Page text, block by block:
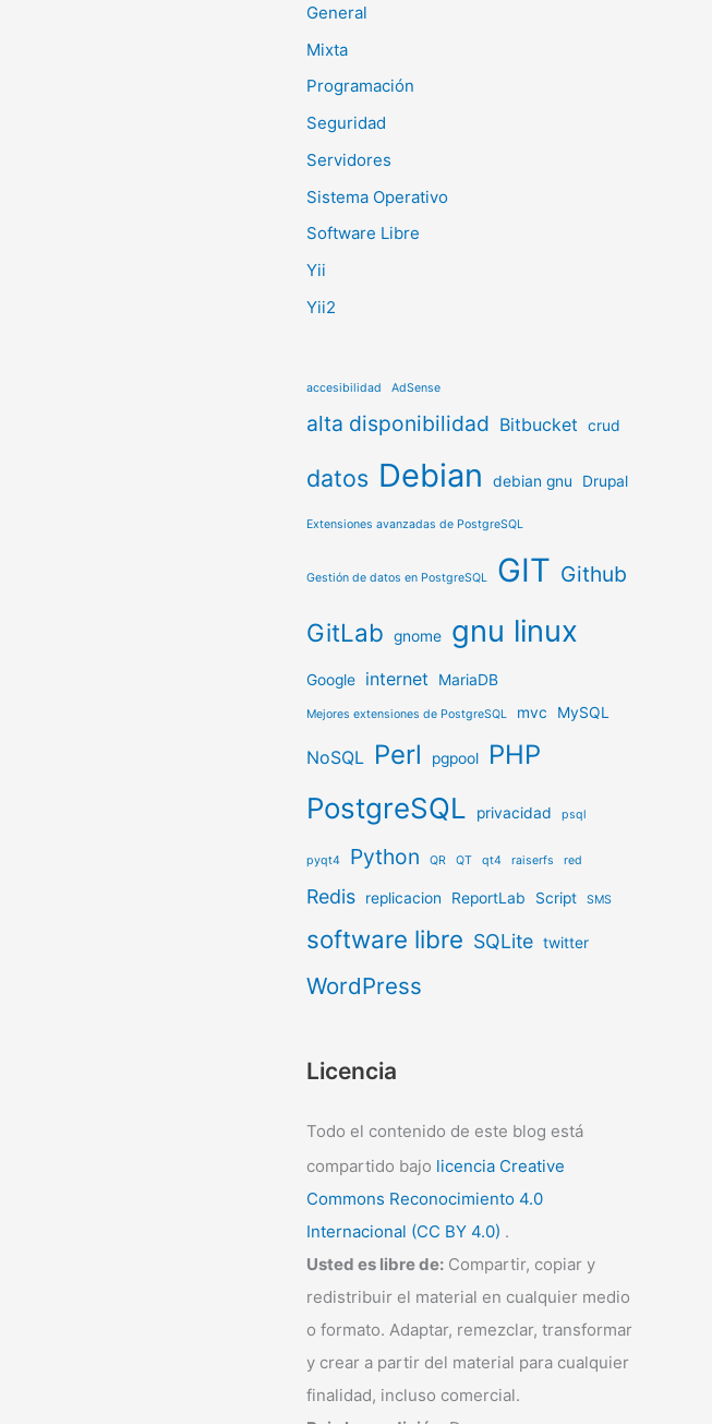
General
Mixta
Programación
Seguridad
Servidores
Sistema Operativo
Software Libre
Yii
Yii2
accesibilidad AdSense
alta disponibilidad Bitbucket crud
datos Debian debian gnu Drupal
Extensiones avanzadas de PostgreSQL
Gestión de datos en PostgreSQL GIT Github
GitLab gnome gnu linux
Google internet MariaDB
Mejores extensiones de PostgreSQL mvc MySQL
NoSQL Perl pgpool PHP
PostgreSQL privacidad psql
pyqt4 Python QR QT qt4 raiserfs red
Redis replicacion ReportLab Script SMS
software libre SQLite twitter
WordPress
Licencia
Todo el contenido de este blog está
compartido bajo licencia Creative
Commons Reconocimiento 4.0
Internacional (CC BY 4.0) .
Usted es libre de: Compartir, copiar y
redistribuir el material en cualquier medio
o formato. Adaptar, remezclar, transformar
y crear a partir del material para cualquier
finalidad, incluso comercial.